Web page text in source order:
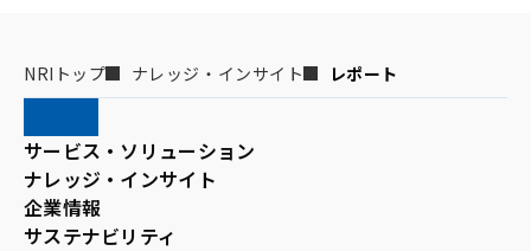
NRIトップ ナレッジ・インサイト レポート
サービス・ソリューション
ナレッジ・インサイト
企業情報
サステナビリティ